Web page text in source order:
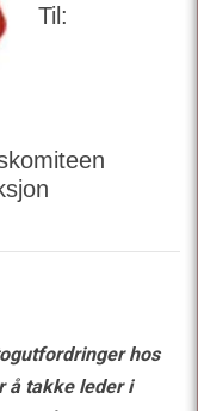
Til:
hos
å takke leder i